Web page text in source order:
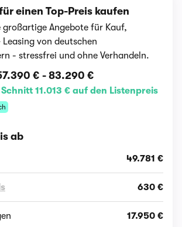
einen Top-Preis kaufen
großartige Angebote für Kauf,
Leasing von deutschen
- stressfrei und ohne Verhandeln.
€ - 83.290 €
11.013 € auf den Listenpreis
ab
49.781 €
630 €
17.950 €